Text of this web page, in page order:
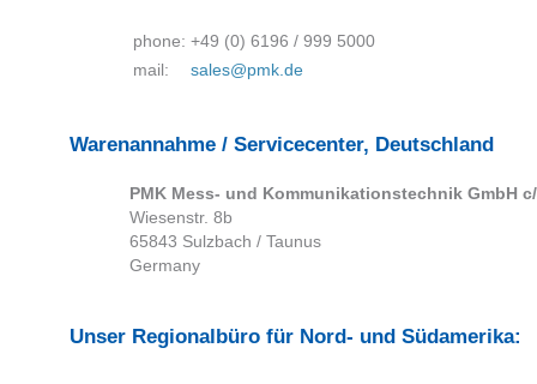
phone: +49 (0) 6196 / 999 5000
mail:
sales@pmk.de
Warenannahme / Servicecenter, Deutschland
PMK Mess- und Kommunikationstechnik GmbH
Wiesenstr. 8b
65843 Sulzbach / Taunus
Germany
Unser Regionalbüro für Nord- und Südamerika: